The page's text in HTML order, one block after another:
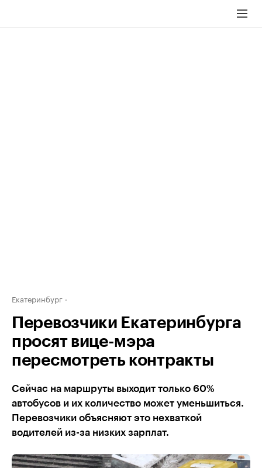
Екатеринбург
Перевозчики Екатеринбурга
просят вице-мэра
пересмотреть контракты
Сейчас на маршруты выходит только 60%
автобусов и их количество может уменьшиться.
Перевозчики объясняют это нехваткой
водителей из-за низких зарплат.